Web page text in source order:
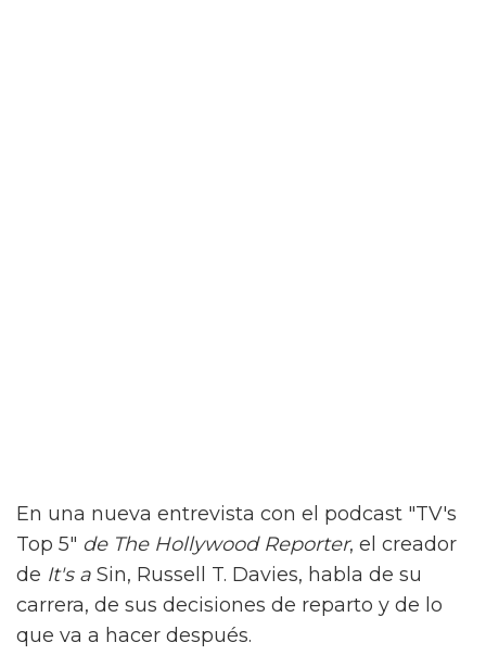
En una nueva entrevista con el podcast "TV's
Top 5" de The Hollywood Reporter, el creador
de It's a Sin, Russell T. Davies, habla de su
carrera, de sus decisiones de reparto y de lo
que va a hacer después.